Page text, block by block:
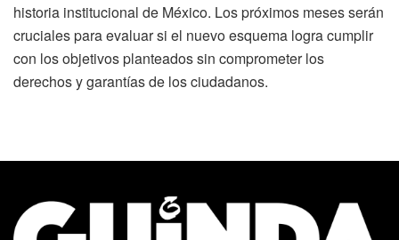
historia institucional de México. Los próximos meses serán
cruciales para evaluar si el nuevo esquema logra cumplir
con los objetivos planteados sin comprometer los
derechos y garantías de los ciudadanos.